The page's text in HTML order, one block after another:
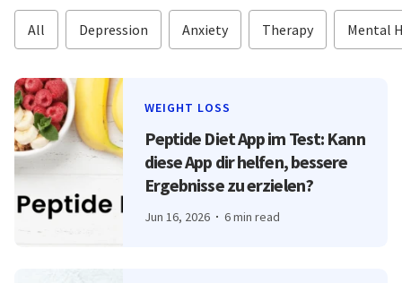
All Depression Anxiety Therapy Mental
WEIGHT LOSS
Peptide Diet App im Test: Kann
diese App dir helfen, bessere
Ergebnisse zu erzielen?
Jun 16, 2026 6 min read